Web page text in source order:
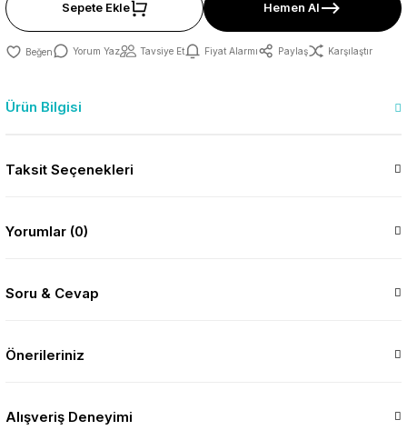
Sepete Ekle Hemen Al
Yorum Yaz Tavsiye Et Fiyat Alarmı Paylaş Karşılaştır
Ürün Bilgisi
Taksit Seçenekleri
Yorumlar (0)
Soru & Cevap
Önerileriniz
Alışveriş Deneyimi